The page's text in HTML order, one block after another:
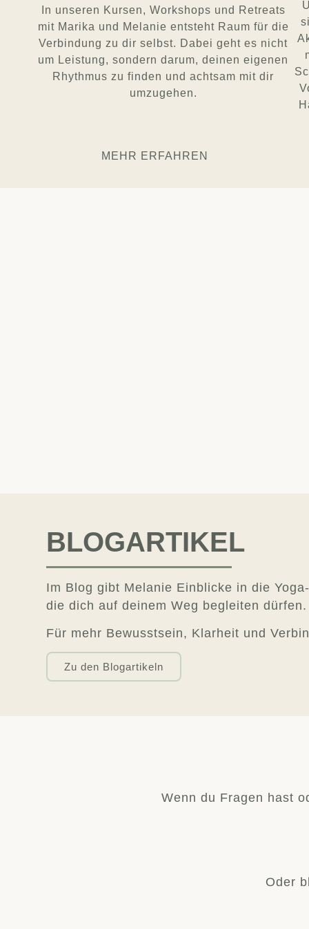
In unseren Kursen, Workshops und Retreats
mit Marika und Melanie entsteht Raum für die
Verbindung zu dir selbst. Dabei geht es nicht
um Leistung, sondern darum, deinen eigenen
Rhythmus zu finden und achtsam mit dir
umzugehen.
MEHR ERFAHREN
BLOGARTIKEL
Im Blog gibt Melanie Einblicke in die
die dich auf deinem Weg begleiten dürfen.
Für mehr Bewusstsein, Klarheit und
Zu den Blogartikeln
Wenn du Fragen hast
Oder